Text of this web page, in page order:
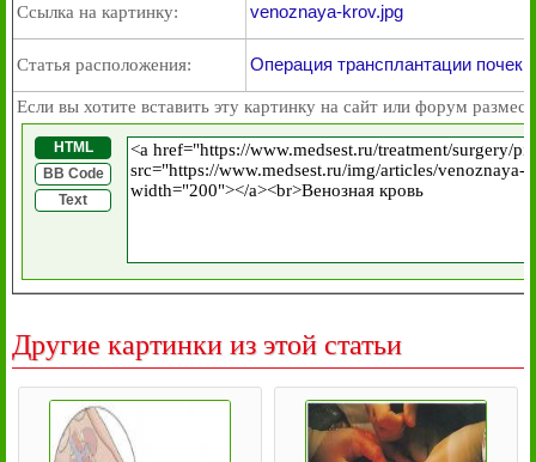
Ссылка на картинку: venoznaya-krov.jpg
Статья расположения: Операция трансплантации почек
Если вы хотите вставить эту картинку на сайт или форум
HTML
BB Code
Text
Другие картинки из этой статьи